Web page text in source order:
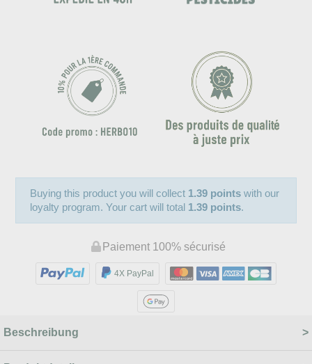
Buying this product you will collect 1.39 points with our
loyalty program. Your cart will total 1.39 points.
Paiement 100% sécurisé
4X PayPal
Beschreibung